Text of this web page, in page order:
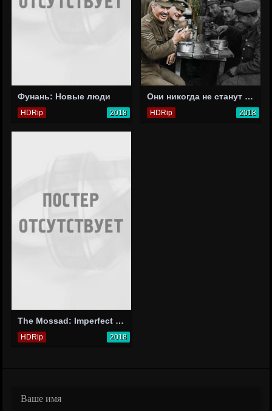
Фунань: Новые люди
HDRip 2018
Они никогда не станут старше
HDRip 2018
The Mossad: Imperfect Spies
HDRip 2018